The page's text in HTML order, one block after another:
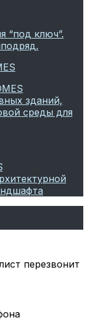
“под ключ”.
зданий,
среды для
перезвонит